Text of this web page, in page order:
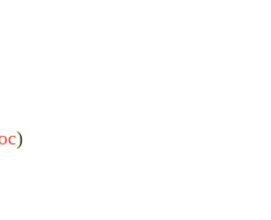
)